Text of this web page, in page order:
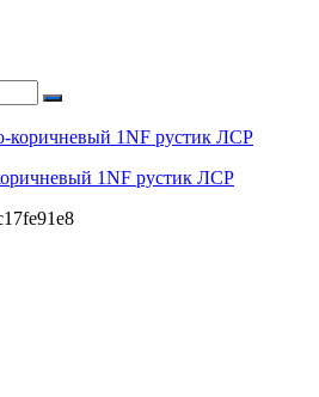
1NF рустик ЛСР